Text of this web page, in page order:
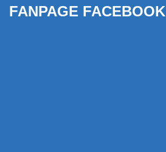
FANPAGE FACEBOOK